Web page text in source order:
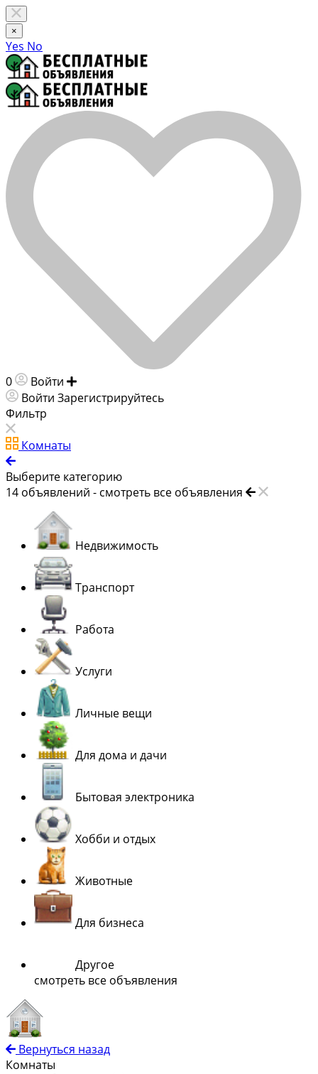
×
Yes No
0 Войти
Войти Зарегистрируйтесь
Фильтр
Комнаты
Выберите категорию
14 объявлений - смотреть все объявления
Недвижимость
Транспорт
Работа
Услуги
Личные вещи
Для дома и дачи
Бытовая электроника
Хобби и отдых
Животные
Для бизнеса
Другое
смотреть все объявления
Вернуться назад
Комнаты